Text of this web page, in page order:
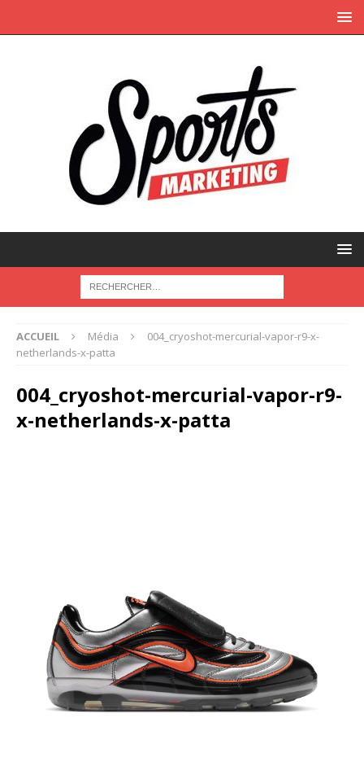
ACCUEIL Média
004_cryoshot-mercurial-vapor-r9-x-
netherlands-x-patta
004_cryoshot-mercurial-vapor-r9-
x-netherlands-x-patta